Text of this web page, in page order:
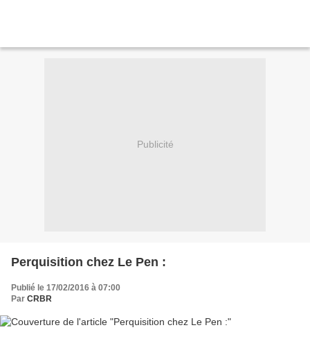
Publicité
Perquisition chez Le Pen :
Publié le 17/02/2016 à 07:00
Par CRBR